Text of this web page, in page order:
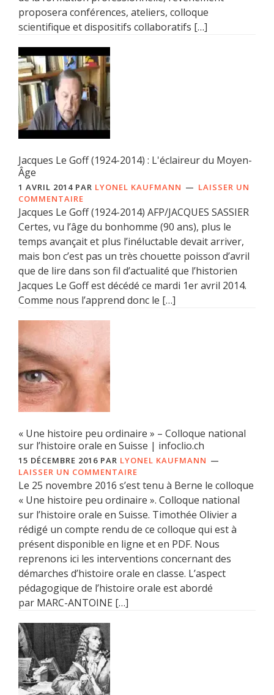
proposera conférences, ateliers, colloque
scientifique et dispositifs collaboratifs […]
Jacques Le Goff (1924-2014) : L'éclaireur du Moyen-
Âge
1 AVRIL 2014 PAR LYONEL KAUFMANN
LAISSER UN
COMMENTAIRE
Jacques Le Goff (1924-2014) AFP/JACQUES SASSIER
Certes, vu l’âge du bonhomme (90 ans), plus le
temps avançait et plus l’inéluctable devait arriver,
mais bon c’est pas un très chouette poisson d’avril
que de lire dans son fil d’actualité que l’historien
Jacques Le Goff est décédé ce mardi 1er avril 2014.
Comme nous l’apprend donc le […]
« Une histoire peu ordinaire » – Colloque national
sur l’histoire orale en Suisse | infoclio.ch
15 DÉCEMBRE 2016 PAR LYONEL KAUFMANN
LAISSER UN COMMENTAIRE
Le 25 novembre 2016 s’est tenu à Berne le colloque
« Une histoire peu ordinaire ». Colloque national
sur l’histoire orale en Suisse. Timothée Olivier a
rédigé un compte rendu de ce colloque qui est à
présent disponible en ligne et en PDF. Nous
reprenons ici les interventions concernant des
démarches d’histoire orale en classe. L’aspect
pédagogique de l’histoire orale est abordé
par MARC-ANTOINE […]